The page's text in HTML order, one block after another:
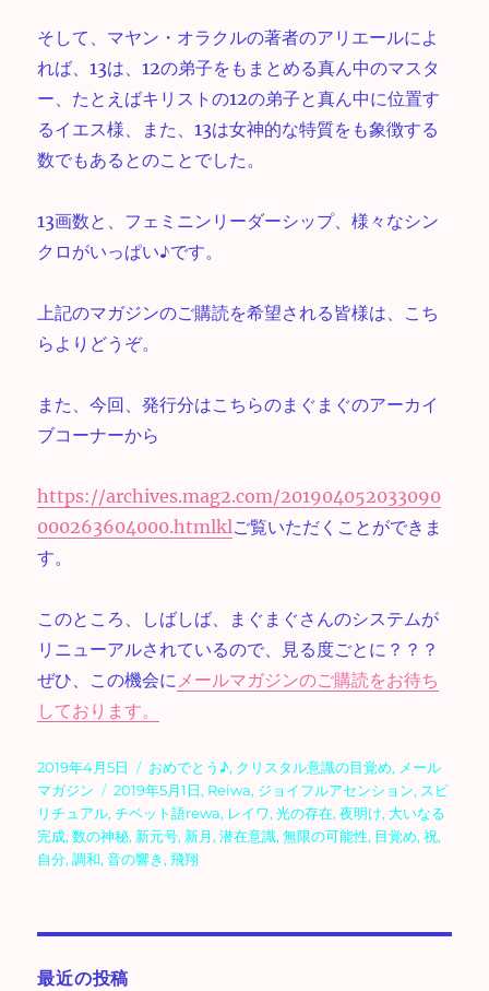
そして、マヤン・オラクルの著者のアリエールによ
れば、13は、12の弟子をもまとめる真ん中のマスタ
ー、たとえばキリストの12の弟子と真ん中に位置す
るイエス様、また、13は女神的な特質をも象徴する
数でもあるとのことでした。
13画数と、フェミニンリーダーシップ、様々なシン
クロがいっぱい♪です。
上記のマガジンのご購読を希望される皆様は、こち
らよりどうぞ。
また、今回、発行分はこちらのまぐまぐのアーカイ
ブコーナーから
https://archives.mag2.com/201904052033090
000263604000.htmlklご覧いただくことができま
す。
このところ、しばしば、まぐまぐさんのシステムが
リニューアルされているので、見る度ごとに？？？
ぜひ、この機会にメールマガジンのご購読をお待ち
しております。
投
稿
日:
2019年4月5日
カ
テ
ゴ
リ
ー
おめでとう♪, クリスタル意識の目覚め, メール
マガジン
タ
グ
2019年5月1日, Reiwa, ジョイフルアセンション, スピ
リチュアル,チベット語rewa, レイワ,光の存在,夜明け, 大いなる
完成,数の神秘, 新元号, 新月,潜在意識,無限の可能性, 目覚め,祝,
自分,調和,音の響き,飛翔
最近の投稿